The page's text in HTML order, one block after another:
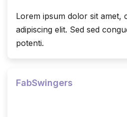
Lorem ipsum dolor sit amet,
adipiscing elit. Sed sed
potenti.
FabSwingers